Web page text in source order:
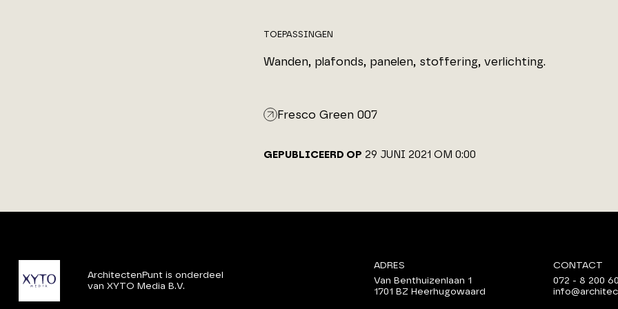
TOEPASSINGEN
Wanden, plafonds, panelen, stoffering, verlichting.
Fresco Green 007
GEPUBLICEERD OP 29 JUNI 2021 OM 0:00
ArchitectenPunt is onderdeel
van XYTO Media B.V.
ADRES
Van Benthuizenlaan 1
1701 BZ Heerhugowaard
CONTACT
072 - 8 200